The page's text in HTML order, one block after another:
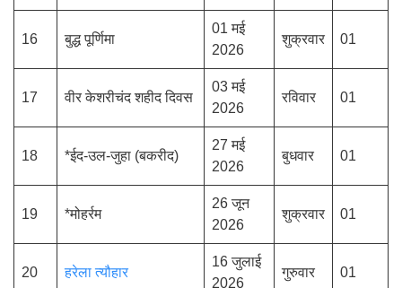
16 बुद्ध पूर्णिमा
01 मई
2026
शुक्रवार 01
17 वीर केशरीचंद शहीद दिवस
03 मई
2026
रविवार 01
18 *ईद-उल-जुहा (बकरीद)
27 मई
2026
बुधवार 01
19 *मोहर्रम
26 जून
2026
शुक्रवार 01
20 हरेला त्यौहार
16 जुलाई
2026
गुरुवार 01